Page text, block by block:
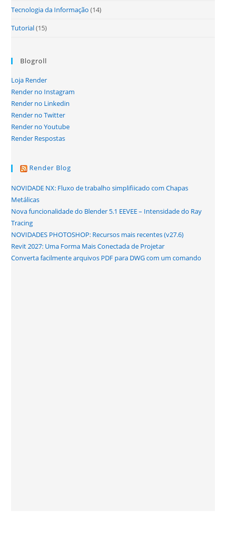
Tecnologia da Informação (14)
Tutorial(15)
Blogroll
Loja Render
Render no Instagram
Render no Linkedin
Render no Twitter
Render no Youtube
Render Respostas
Render Blog
NOVIDADE NX: Fluxo de trabalho simplifiicado com Chapas
Metálicas
Nova funcionalidade do Blender 5.1 EEVEE – Intensidade do Ray
Tracing
NOVIDADES PHOTOSHOP: Recursos mais recentes (v27.6)
Revit 2027: Uma Forma Mais Conectada de Projetar
Converta facilmente arquivos PDF para DWG com um comando